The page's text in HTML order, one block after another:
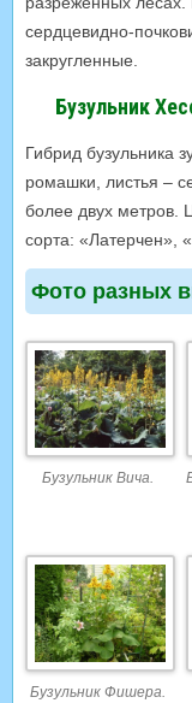
сердцевидно-
закругленные.
Бузульник
Гибрид бузульника
ромашки, листья –
более двух метров.
сорта: «Латерчен»,
Фото разных
Бузульник Вича.
Бузульник Фишера.